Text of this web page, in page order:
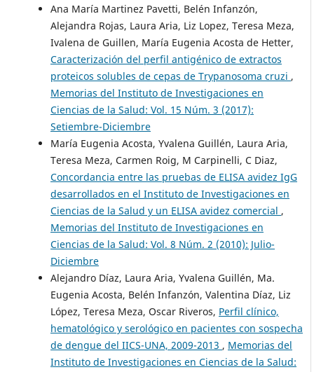
Ana María Martinez Pavetti, Belén Infanzón,
Alejandra Rojas, Laura Aria, Liz Lopez, Teresa Meza,
Ivalena de Guillen, María Eugenia Acosta de Hetter,
Caracterización del perfil antigénico de extractos
proteicos solubles de cepas de Trypanosoma cruzi ,
Memorias del Instituto de Investigaciones en
Ciencias de la Salud: Vol. 15 Núm. 3 (2017):
Setiembre-Diciembre
María Eugenia Acosta, Yvalena Guillén, Laura Aria,
Teresa Meza, Carmen Roig, M Carpinelli, C Diaz,
Concordancia entre las pruebas de ELISA avidez IgG
desarrollados en el Instituto de Investigaciones en
Ciencias de la Salud y un ELISA avidez comercial ,
Memorias del Instituto de Investigaciones en
Ciencias de la Salud: Vol. 8 Núm. 2 (2010): Julio-
Diciembre
Alejandro Díaz, Laura Aria, Yvalena Guillén, Ma.
Eugenia Acosta, Belén Infanzón, Valentina Díaz, Liz
López, Teresa Meza, Oscar Riveros, Perfil clínico,
hematológico y serológico en pacientes con sospecha
de dengue del IICS-UNA, 2009-2013 , Memorias del
Instituto de Investigaciones en Ciencias de la Salud: